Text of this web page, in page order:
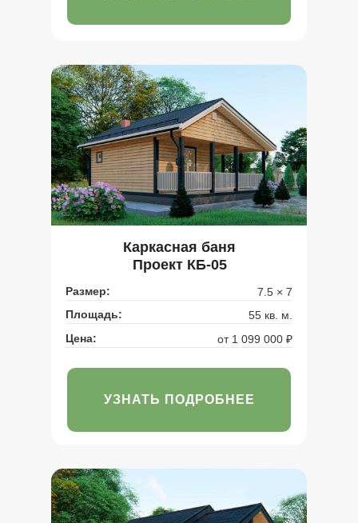
Каркасная баня
Проект КБ-05
Размер:
7.5 × 7
Площадь:
55 кв. м.
Цена:
от 1 099 000 ₽
УЗНАТЬ ПОДРОБНЕЕ